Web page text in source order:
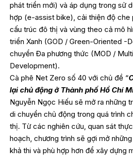
phát triển mới) và áp dụng trong sử
hợp (e-assist bike), cải thiện độ che
cấu trúc đô thị và vùng theo cả mô
triển Xanh (GOD / Green-Oriented -
chuyển Đa phương thức (MOD /
Development).
Cà phê Net Zero số 40 với chủ đề “
lại chủ động ở Thành phố Hồ Chí
Nguyễn Ngọc Hiếu sẽ mở ra những
di chuyển chủ động trong quá trình
thị. Từ các nghiên cứu, quan sát
hoạch, chương trình sẽ gợi mở
khả thi và phù hợp hơn để xây dựng